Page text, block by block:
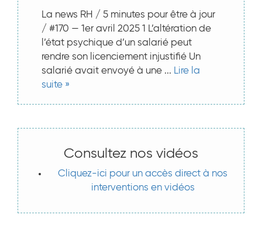
La news RH / 5 minutes pour être à jour
/ #170 — 1er avril 2025 1 L’altération de
l’état psychique d’un salarié peut
rendre son licenciement injustifié Un
salarié avait envoyé à une ... Lire la
suite »
Consultez nos vidéos
Cliquez-ici pour un accès direct à nos
interventions en vidéos